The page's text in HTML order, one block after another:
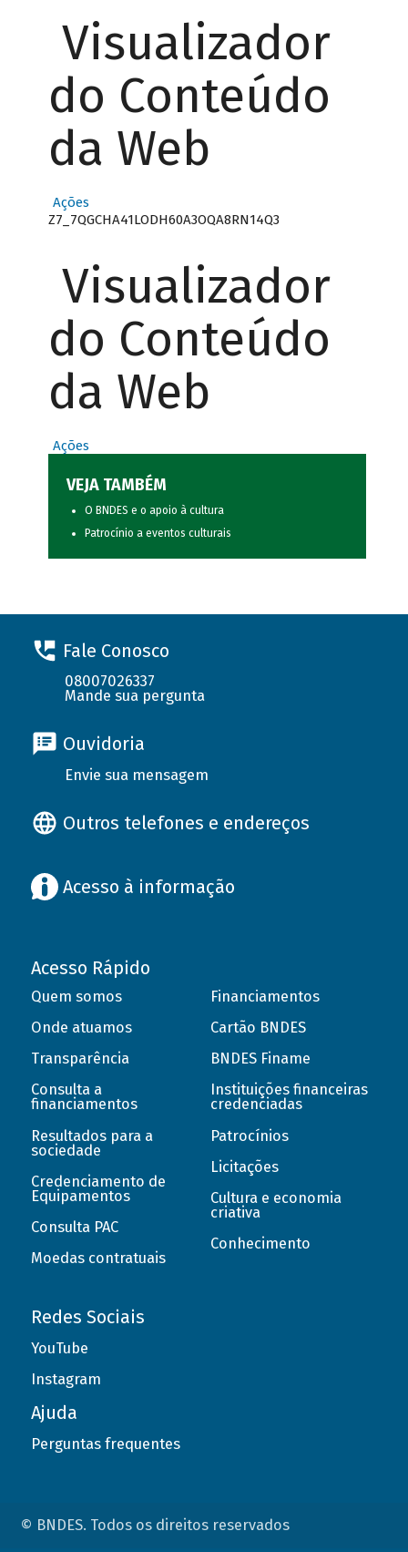
Visualizador
do Conteúdo
da Web
Ações
Z7_7QGCHA41LODH60A3OQA8RN14Q3
Visualizador
do Conteúdo
da Web
Ações
VEJA TAMBÉM
O BNDES e o apoio à cultura
Patrocínio a eventos culturais
Fale Conosco
08007026337
Mande sua pergunta
Ouvidoria
Envie sua mensagem
Outros telefones e endereços
Acesso à informação
Acesso Rápido
Quem somos
Onde atuamos
Transparência
Consulta a
financiamentos
Resultados para a
sociedade
Credenciamento de
Equipamentos
Consulta PAC
Moedas contratuais
Financiamentos
Cartão BNDES
BNDES Finame
Instituições financeiras
credenciadas
Patrocínios
Licitações
Cultura e economia
criativa
Conhecimento
Redes Sociais
YouTube
Instagram
Ajuda
Perguntas frequentes
© BNDES. Todos os direitos reservados